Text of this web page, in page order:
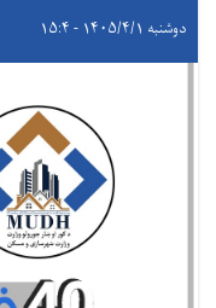
دوشنبه ۱۴۰۵/۴/۱ - ۱۵:۴